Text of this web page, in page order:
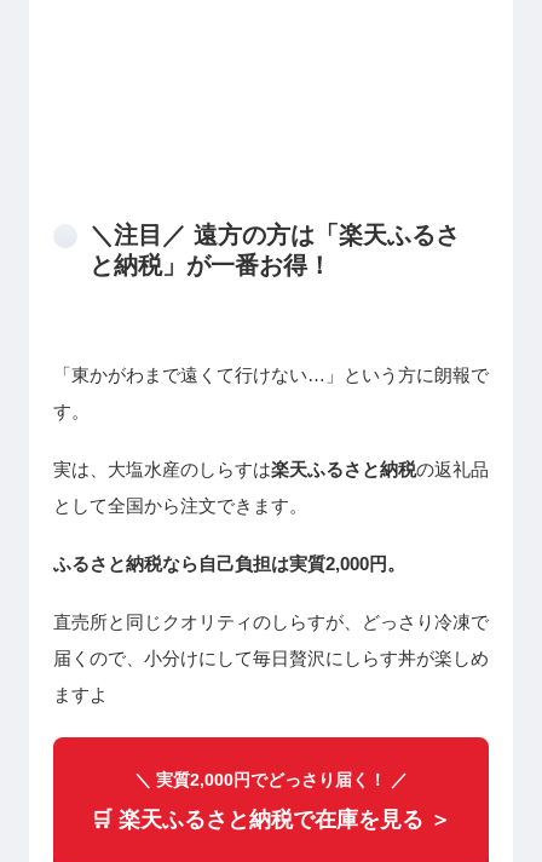
＼注目／ 遠方の方は「楽天ふるさ
と納税」が一番お得！
「東かがわまで遠くて行けない…」という方に朗報で
す。
実は、大塩水産のしらすは楽天ふるさと納税の返礼品
として全国から注文できます。
ふるさと納税なら自己負担は実質2,000円。
直売所と同じクオリティのしらすが、どっさり冷凍で
届くので、小分けにして毎日贅沢にしらす丼が楽しめ
ますよ
＼ 実質2,000円でどっさり届く！ ／
🛒 楽天ふるさと納税で在庫を見る ＞